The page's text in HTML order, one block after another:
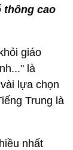
thông cao
giáo
là
lựa chọn
Trung là
nhất